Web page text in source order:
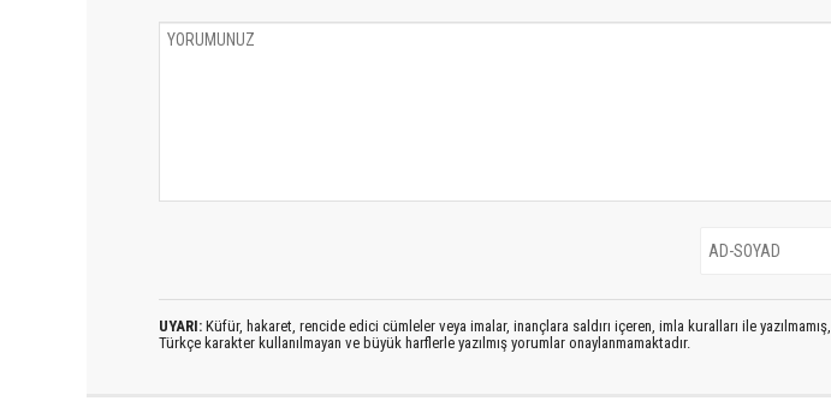
UYARI: Küfür, hakaret, rencide edici cümleler veya imalar, inançlara saldırı içeren, imla kuralları ile yazılmamış,
Türkçe karakter kullanılmayan ve büyük harflerle yazılmış yorumlar onaylanmamaktadır.